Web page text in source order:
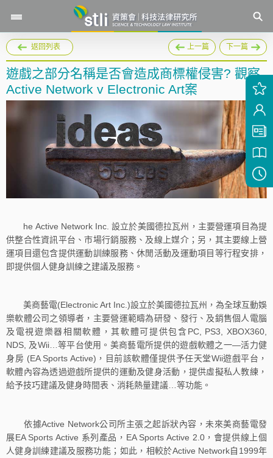
返回列表 上一篇 下一篇
遊戲之部分名稱是否會造成商標權侵害? 觀察
Active Network v Electronic Art案
he Active Network Inc. 設立於美國德拉瓦州，主要營運項目為提
供整合性資訊平台、市場行銷服務、及線上媒介；另，其主要線上營
運項目還包含提供運動訓練服務、休閒活動及運動項目等行程安排，
即提供個人健身訓練之建議及服務。
美商藝電(Electronic Art Inc.)設立於美國德拉瓦州，為全球互動娛
樂軟體公司之領導者，主要營運範疇為研發、發行、及銷售個人電腦
及電視遊樂器相關軟體，其軟體可提供包含PC, PS3, XBOX360,
NDS, 及Wii…等平台使用。美商藝電所提供的遊戲軟體之一—活力健
身房 (EA Sports Active)，目前該軟體僅提供予任天堂Wii遊戲平台，
軟體內容為透過遊戲所提供的運動及健身活動，提供虛擬私人教練，
給予技巧建議及健身時間表、消耗熱量建議…等功能。
依據Active Network公司所主張之起訴狀內容，未來美商藝電發
展EA Sports Active 系列產品，EA Sports Active 2.0，會提供線上個
人健身訓練建議及服務功能；如此，相較於Active Network自1999年